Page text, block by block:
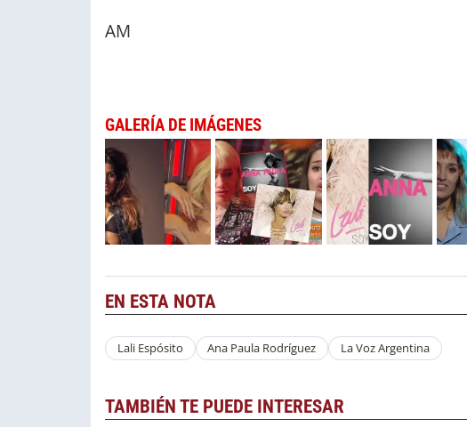
AM
GALERÍA DE IMÁGENES
EN ESTA NOTA
Lali Espósito Ana Paula Rodríguez La Voz Argentina
TAMBIÉN TE PUEDE INTERESAR